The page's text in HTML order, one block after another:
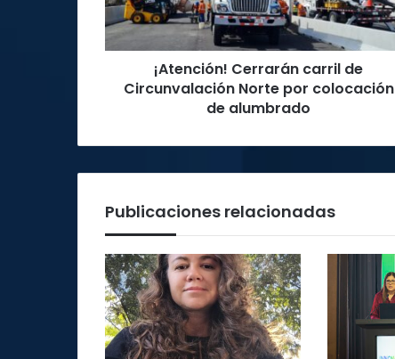
por
colocación
de
alumbrado¡Atención! Cerrarán carril de
Circunvalación Norte por colocación
de alumbrado
Publicaciones relacionadas